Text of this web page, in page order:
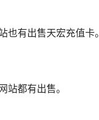
也有出售天宏充值卡。
站都有出售。